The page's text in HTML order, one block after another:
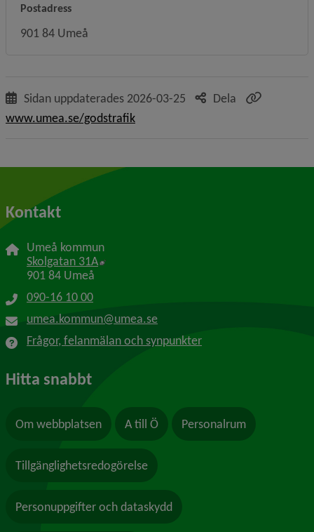
Postadress
901 84 Umeå
Sidan uppdaterades 2026-03-25
Dela
www.umea.se/godstrafik
Kontakt
Umeå kommun
Skolgatan 31A Länk till annan webbplats, öppnas i nytt
901 84 Umeå
090-16 10 00
umea.kommun@umea.se
Frågor, felanmälan och synpunkter
Hitta snabbt
Om webbplatsen A till Ö Personalrum
Tillgänglighetsredogörelse
Personuppgifter och dataskydd